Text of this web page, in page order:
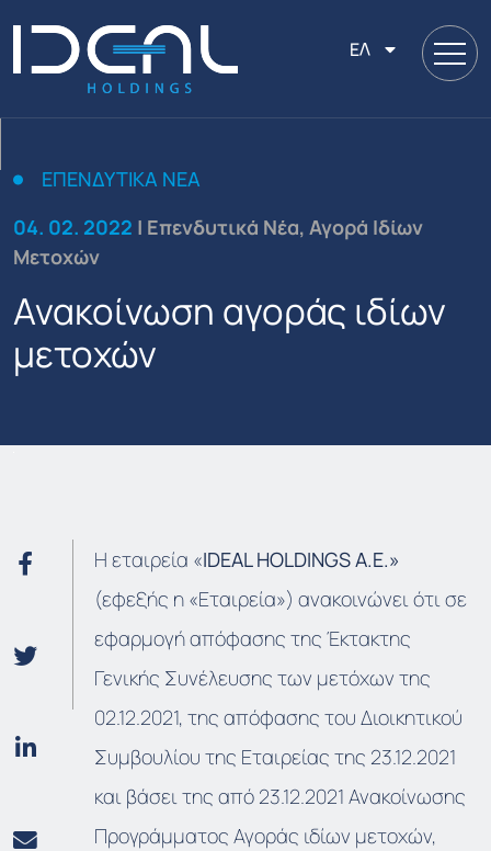
ΕΛ
ΕΠΕΝΔΥΤΙΚΆ ΝΈΑ
04. 02. 2022 | Επενδυτικά Νέα, Αγορά Ιδίων
Μετοχών
Ανακοίνωση αγοράς ιδίων
μετοχών
Η εταιρεία «IDEAL HOLDINGS A.E.»
(εφεξής η «Εταιρεία») ανακοινώνει ότι σε
εφαρμογή απόφασης της Έκτακτης
Γενικής Συνέλευσης των μετόχων της
02.12.2021, της απόφασης του Διοικητικού
Συμβουλίου της Εταιρείας της 23.12.2021
και βάσει της από 23.12.2021 Ανακοίνωσης
Προγράμματος Αγοράς ιδίων μετοχών,